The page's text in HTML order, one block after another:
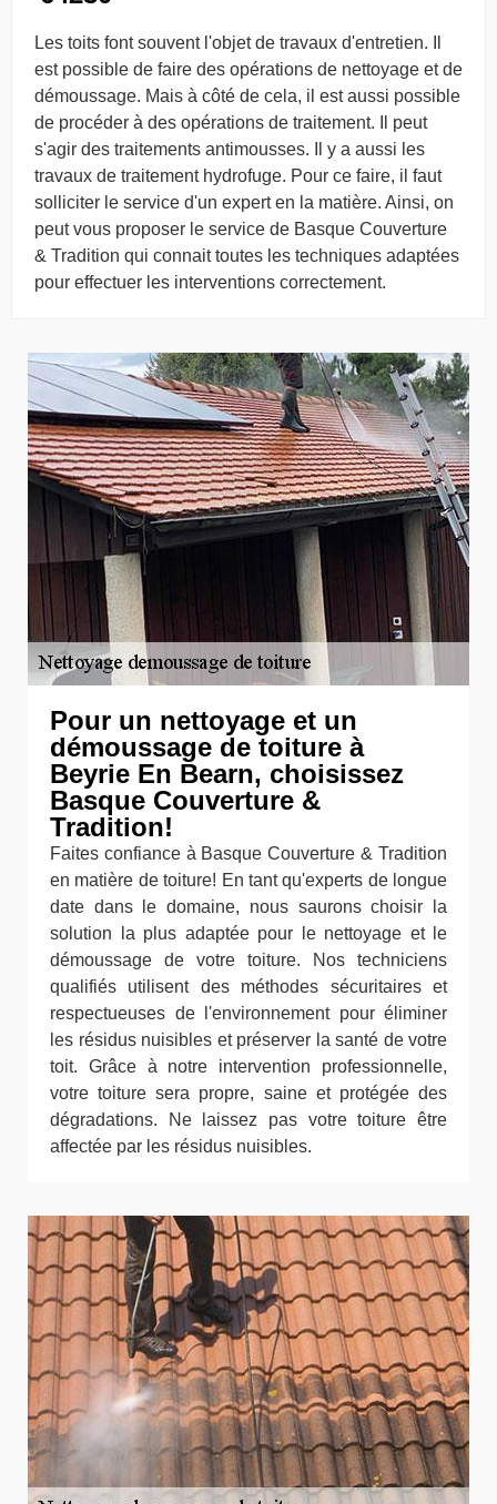
Les toits font souvent l'objet de travaux d'entretien. Il
est possible de faire des opérations de nettoyage et de
démoussage. Mais à côté de cela, il est aussi possible
de procéder à des opérations de traitement. Il peut
s'agir des traitements antimousses. Il y a aussi les
travaux de traitement hydrofuge. Pour ce faire, il faut
solliciter le service d'un expert en la matière. Ainsi, on
peut vous proposer le service de Basque Couverture
& Tradition qui connait toutes les techniques adaptées
pour effectuer les interventions correctement.
Pour un nettoyage et un
démoussage de toiture à
Beyrie En Bearn, choisissez
Basque Couverture &
Tradition!
Faites confiance à Basque Couverture & Tradition
en matière de toiture! En tant qu'experts de longue
date dans le domaine, nous saurons choisir la
solution la plus adaptée pour le nettoyage et le
démoussage de votre toiture. Nos techniciens
qualifiés utilisent des méthodes sécuritaires et
respectueuses de l'environnement pour éliminer
les résidus nuisibles et préserver la santé de votre
toit. Grâce à notre intervention professionnelle,
votre toiture sera propre, saine et protégée des
dégradations. Ne laissez pas votre toiture être
affectée par les résidus nuisibles.